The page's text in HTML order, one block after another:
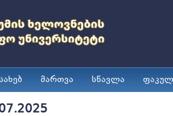
მართვა სწავლა